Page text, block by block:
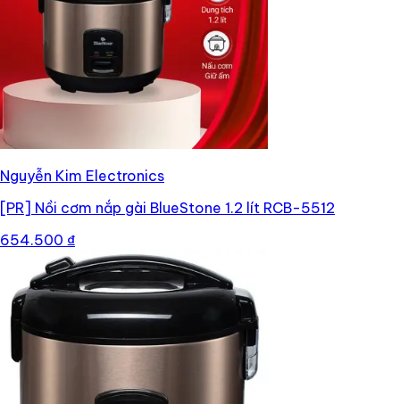
Nguyễn Kim Electronics
[PR] Nồi cơm nắp gài BlueStone 1.2 lít RCB-5512
654.500 ₫